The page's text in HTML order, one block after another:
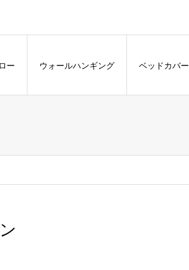
ー ウォールハンギング ベッドカバー